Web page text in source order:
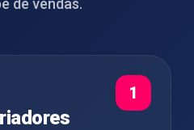
de vendas.
1